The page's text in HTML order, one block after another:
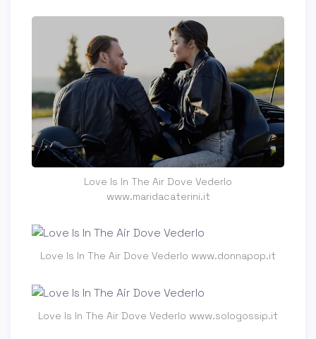
Love Is In The Air Dove Vederlo
www.maridacaterini.it
Love Is In The Air Dove Vederlo www.donnapop.it
Love Is In The Air Dove Vederlo www.sologossip.it